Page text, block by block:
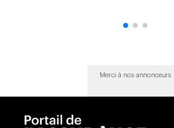
Merci à nos annonceurs